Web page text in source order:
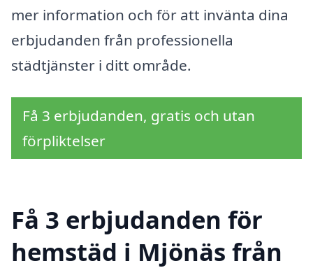
mer information och för att invänta dina
erbjudanden från professionella
städtjänster i ditt område.
Få 3 erbjudanden, gratis och utan
förpliktelser
Få 3 erbjudanden för
hemstäd i Mjönäs från